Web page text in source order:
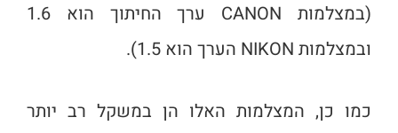
(במצלמות CANON ערך החיתוך הוא 1.6
ובמצלמות NIKON הערך הוא 1.5).
כמו כן, המצלמות האלו הן במשקל רב יותר